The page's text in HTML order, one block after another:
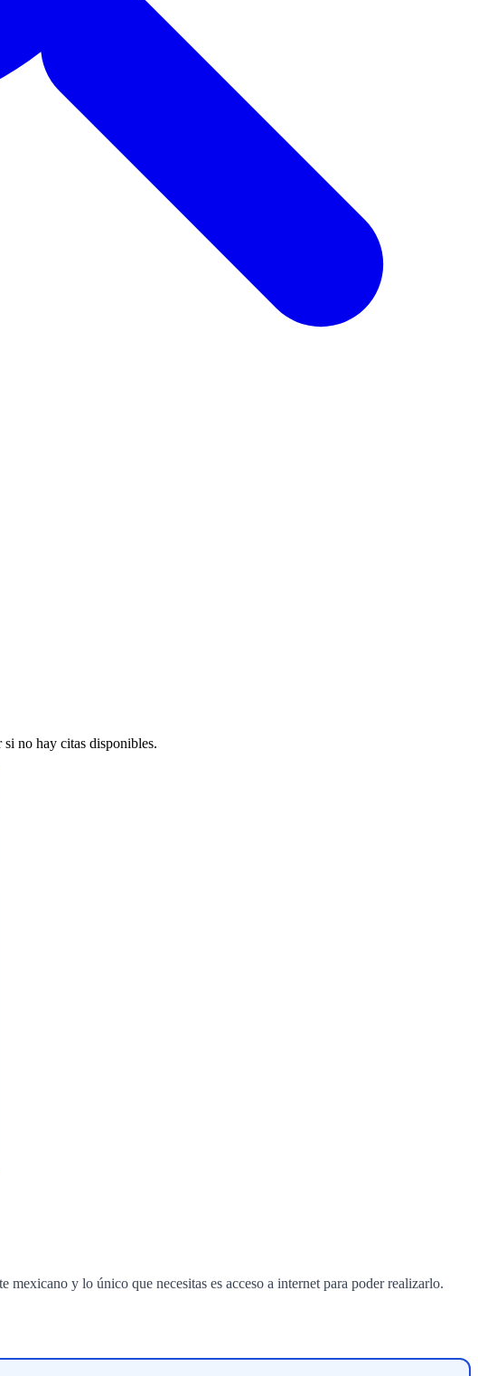
no hay citas disponibles.
y lo único que necesitas es acceso a internet para poder realizarlo.